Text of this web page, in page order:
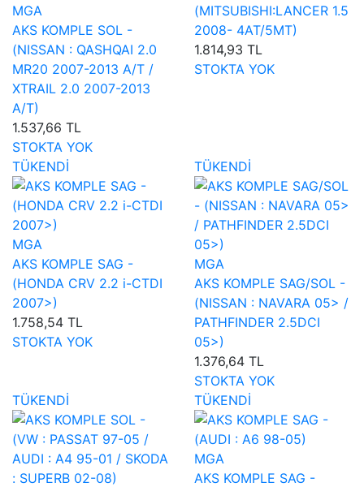
MGA
AKS KOMPLE SOL -
(NISSAN : QASHQAI 2.0
MR20 2007-2013 A/T /
XTRAIL 2.0 2007-2013
A/T)
1.537,66 TL
STOKTA YOK
(MITSUBISHI:LANCER 1.5
2008- 4AT/5MT)
1.814,93 TL
STOKTA YOK
TÜKENDİ
MGA
AKS KOMPLE SAG -
(HONDA CRV 2.2 i-CTDI
2007>)
1.758,54 TL
STOKTA YOK
TÜKENDİ
MGA
AKS KOMPLE SAG/SOL -
(NISSAN : NAVARA 05> /
PATHFINDER 2.5DCI
05>)
1.376,64 TL
STOKTA YOK
TÜKENDİ
TÜKENDİ
MGA
AKS KOMPLE SAG -